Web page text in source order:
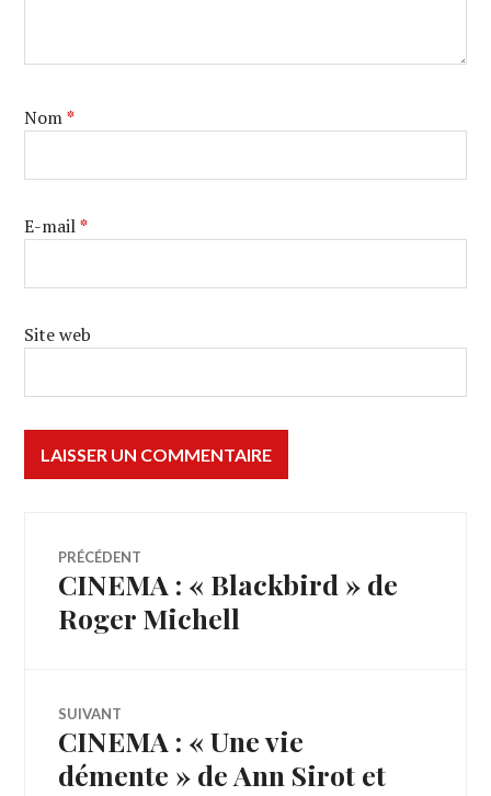
Nom*
E-mail*
Site web
Navigation
de
PRÉCÉDENT
Article
précédent :
CINEMA : « Blackbird » de
Roger Michell
SUIVANT
Article
Suivant:
CINEMA : « Une vie
démente » de Ann Sirot et